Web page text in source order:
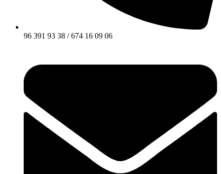
96 391 93 38 / 674 16 09 06